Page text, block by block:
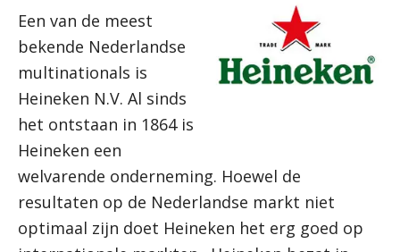
Een van de meest
bekende Nederlandse
multinationals is
Heineken N.V. Al sinds
het ontstaan in 1864 is
Heineken een
welvarende onderneming. Hoewel de
resultaten op de Nederlandse markt niet
optimaal zijn doet Heineken het erg goed op